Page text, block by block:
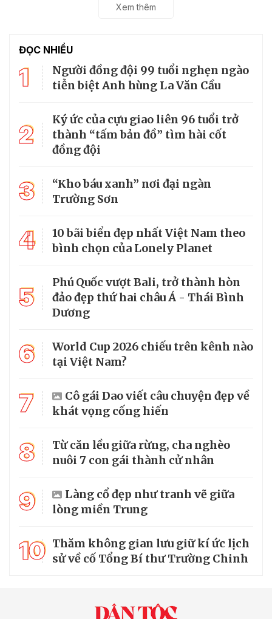
Xem thêm
ĐỌC NHIỀU
1
Người đồng đội 99 tuổi nghẹn ngào
tiễn biệt Anh hùng La Văn Cầu
2
Ký ức của cựu giao liên 96 tuổi trở
thành “tấm bản đồ” tìm hài cốt
đồng đội
3
“Kho báu xanh” nơi đại ngàn
Trường Sơn
4
10 bãi biển đẹp nhất Việt Nam theo
bình chọn của Lonely Planet
5
Phú Quốc vượt Bali, trở thành hòn
đảo đẹp thứ hai châu Á - Thái Bình
Dương
6
World Cup 2026 chiếu trên kênh nào
tại Việt Nam?
7
Cô gái Dao viết câu chuyện đẹp về
khát vọng cống hiến
8
Từ căn lều giữa rừng, cha nghèo
nuôi 7 con gái thành cử nhân
9
Làng cổ đẹp như tranh vẽ giữa
lòng miền Trung
10 Thăm không gian lưu giữ kí ức lịch
sử về cố Tổng Bí thư Trường Chinh